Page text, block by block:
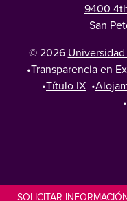
SOLICITAR
9400
San
© 2026
•Transparencia en
•Título IX •
•